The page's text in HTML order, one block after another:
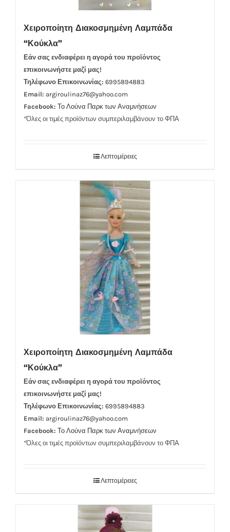
Χειροποίητη Διακοσμημένη Λαμπάδα
“Κούκλα”
Εάν σας ενδιαφέρει η αγορά του προϊόντος
επικοινωνήστε μαζί μας!
Τηλέφωνο Επικοινωνίας: 6995894883
Email: argiroulinaz76@yahoo.com
Facebook: Το Λούνα Παρκ των Αναμνήσεων
*Όλες οι τιμές προϊόντων συμπεριλαμβάνουν το ΦΠΑ
Λεπτομέρειες
Χειροποίητη Διακοσμημένη Λαμπάδα
“Κούκλα”
Εάν σας ενδιαφέρει η αγορά του προϊόντος
επικοινωνήστε μαζί μας!
Τηλέφωνο Επικοινωνίας: 6995894883
Email: argiroulinaz76@yahoo.com
Facebook: Το Λούνα Παρκ των Αναμνήσεων
*Όλες οι τιμές προϊόντων συμπεριλαμβάνουν το ΦΠΑ
Λεπτομέρειες